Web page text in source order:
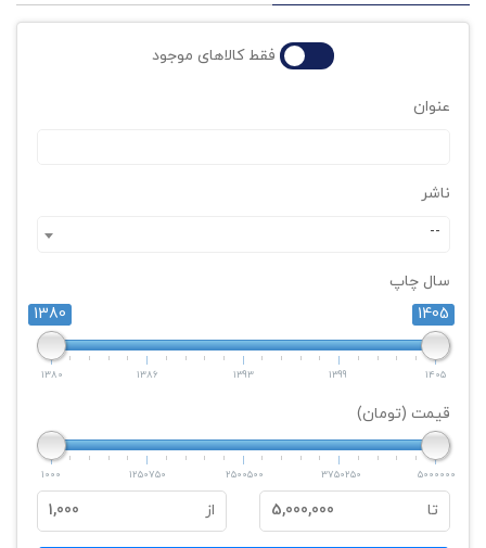
فقط کالاهای موجود
عنوان
ناشر
--
سال چاپ
1380
1405
1380 1386 1393 1399 1405
قیمت (تومان)
1000 1250750 2500500 3750250 5000000
تا 5,000,000 از 1,000